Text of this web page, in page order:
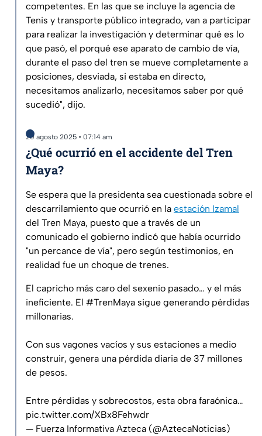
competentes. En las que se incluye la agencia de
Tenis y transporte público integrado, van a participar
para realizar la investigación y determinar qué es lo
que pasó, el porqué ese aparato de cambio de vía,
durante el paso del tren se mueve completamente a
posiciones, desviada, si estaba en directo,
necesitamos analizarlo, necesitamos saber por qué
sucedió", dijo.
20 agosto 2025 • 07:14 am
¿Qué ocurrió en el accidente del Tren
Maya?
Se espera que la presidenta sea cuestionada sobre el
descarrilamiento que ocurrió en la estación Izamal
del Tren Maya, puesto que a través de un
comunicado el gobierno indicó que había ocurrido
"un percance de vía", pero según testimonios, en
realidad fue un choque de trenes.
El capricho más caro del sexenio pasado… y el más
ineficiente. El #TrenMaya sigue generando pérdidas
millonarias.
Con sus vagones vacíos y sus estaciones a medio
construir, genera una pérdida diaria de 37 millones
de pesos.
Entre pérdidas y sobrecostos, esta obra faraónica…
pic.twitter.com/XBx8Fehwdr
— Fuerza Informativa Azteca (@AztecaNoticias)